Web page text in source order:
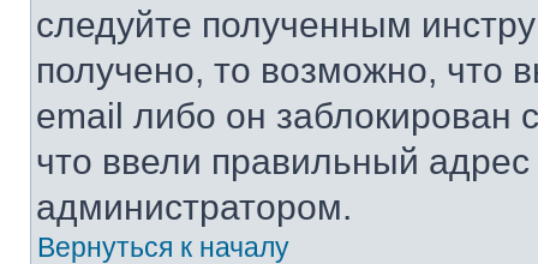
следуйте полученным
получено, то возможно, что
email либо он
что ввели правильный адрес
администратором.
Вернуться к началу